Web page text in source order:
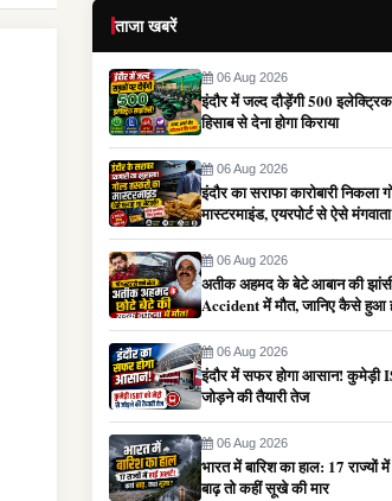
ताजा खबरें
06 Aug 2026
इंदौर में जल्द दौड़ेंगी 500
हिसाब से देना होगा किराया
06 Aug 2026
इंदौर का सराफा कारोबारी निकला
मास्टरमाइंड, एयरपोर्ट से ऐसे
06 Aug 2026
अतीक अहमद के बेटे आबान की
Accident में मौत, जानिए कैसे हुआ
06 Aug 2026
इंदौर में सफर होगा आसान! कुमेड़ी
जोड़ने की तैयारी तेज
06 Aug 2026
भारत में बारिश का हाल: 17 राज्यों
बाढ़ तो कहीं सूखे की मार